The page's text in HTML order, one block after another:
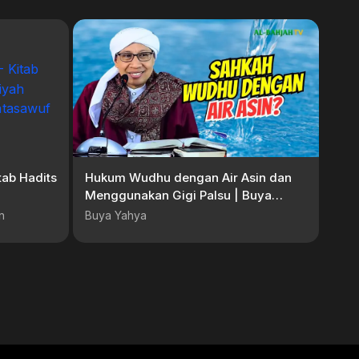
Hadits
#kajiantasawuf
Hukum Wudhu dengan Air Asin dan
Menggunakan Gigi Palsu | Buya
Yahya
Buya Yahya